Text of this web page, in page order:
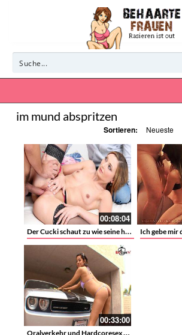
im mund abspritzen
Sortieren: Neueste
00:08:04
Der Cucki schaut zu wie seine hübsche Ehefrau Luca Bella einen großen behaarten Schwanz befriedigt
00:33:00
Oralverkehr und Hardcoresex mit einer Latina im Bikini nach der Autowäsche